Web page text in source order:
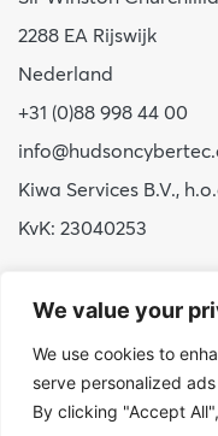
We value your
We use cookies to
serve personalized
By clicking "Accept
2288 EA Rijswijk
Nederland
+31 (0)88 998 44 00
Kiwa Services B.V.,
KvK: 23040253
Voordelen Hudson
Stage & afstuderen